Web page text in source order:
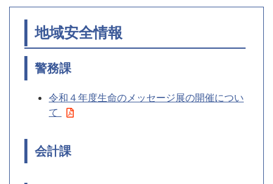
地域安全情報
警務課
令和４年度生命のメッセージ展の開催につい
て
会計課